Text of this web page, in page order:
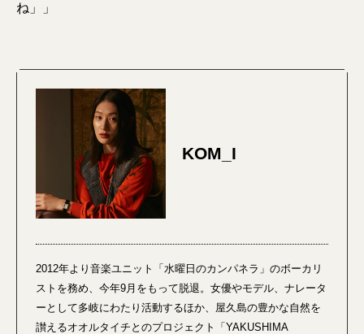
ね」」
KOM_I
2012年より音楽ユニット「水曜日のカンパネラ」のボーカリ
ストを務め、今年9月をもって脱退。女優やモデル、ナレータ
ーとして多岐にわたり活動するほか、屋久島の豊かな自然を
讃えるオオルタイチとのプロジェクト「YAKUSHIMA